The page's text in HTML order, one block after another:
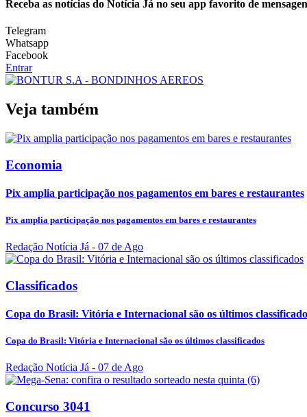
Receba as notícias do Notícia Já no seu app favorito de
Telegram
Whatsapp
Facebook
Entrar
Veja também
Economia
Pix amplia participação nos pagamentos em bares e restaurantes
Pix amplia participação nos pagamentos em bares e restaurantes
Redação Notícia Já - 07 de Ago
Classificados
Copa do Brasil: Vitória e Internacional são os últimos
Copa do Brasil: Vitória e Internacional são os últimos classificados
Redação Notícia Já - 07 de Ago
Concurso 3041